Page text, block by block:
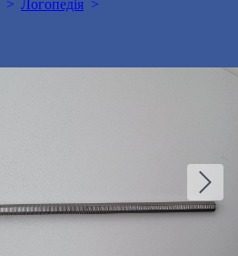
Логопедія